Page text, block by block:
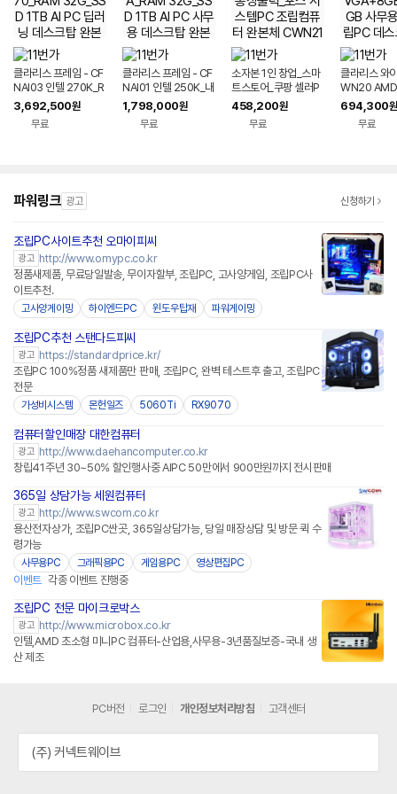
클라리스 프레임 - CF
NAI03 인텔 270K_R
TX 5070_RAM 32
G_SSD 1TB AI PC
딥러닝 데스크탑 완본
3,692,500원
무료
클라리스 프레임 - CF
NAI01 인텔 250K_내
장VGA_RAM 32G_
SSD 1TB AI PC 사무
용 데스크탑 완본체 조
1,798,000원
무료
소자본 1인 창업_스마
트스토어_쿠팡 셀러P
C_택배 송장출력_포
스 시스템PC 조립컴퓨
터 완본체 CWN21
458,200원
무료
클라리스 와
WN20
GT+내장
+256GB 사
조립PC 데
694,300원
무료
파워링크 광고 신청하기
조립PC사이트추천 오마이피씨
광고 http://www.omypc.co.kr
정품새제품, 무료당일발송, 무이자할부, 조립PC, 고사양게임, 조립PC사
이트추천.
고사양게이밍 하이엔드PC 윈도우탑재 파워게이밍
조립PC추천 스탠다드피씨
광고 https://standardprice.kr/
조립PC 100%정품 새제품만 판매, 조립PC, 완벽 테스트후 출고, 조립PC
전문
가성비시스템 몬헌일즈 5060Ti RX9070
컴퓨터할인매장 대한컴퓨터
광고 http://www.daehancomputer.co.kr
창립41주년 30~50% 할인행사중 AIPC 50만에서 900만원까지 전시판매
365일 상담가능 세원컴퓨터
광고 http://www.swcom.co.kr
용산전자상가, 조립PC싼곳, 365일상담가능, 당일 매장상담 및 방문 퀵 수
령가능
사무용PC 그래픽용PC 게임용PC 영상편집PC
이벤트 각종 이벤트 진행중
조립PC 전문 마이크로박스
광고 http://www.microbox.co.kr
인텔,AMD 초소형 미니PC 컴퓨터-산업용,사무용-3년품질보증-국내 생
산 제조
PC버전 로그인 개인정보처리방침 고객센터
(주) 커넥트웨이브